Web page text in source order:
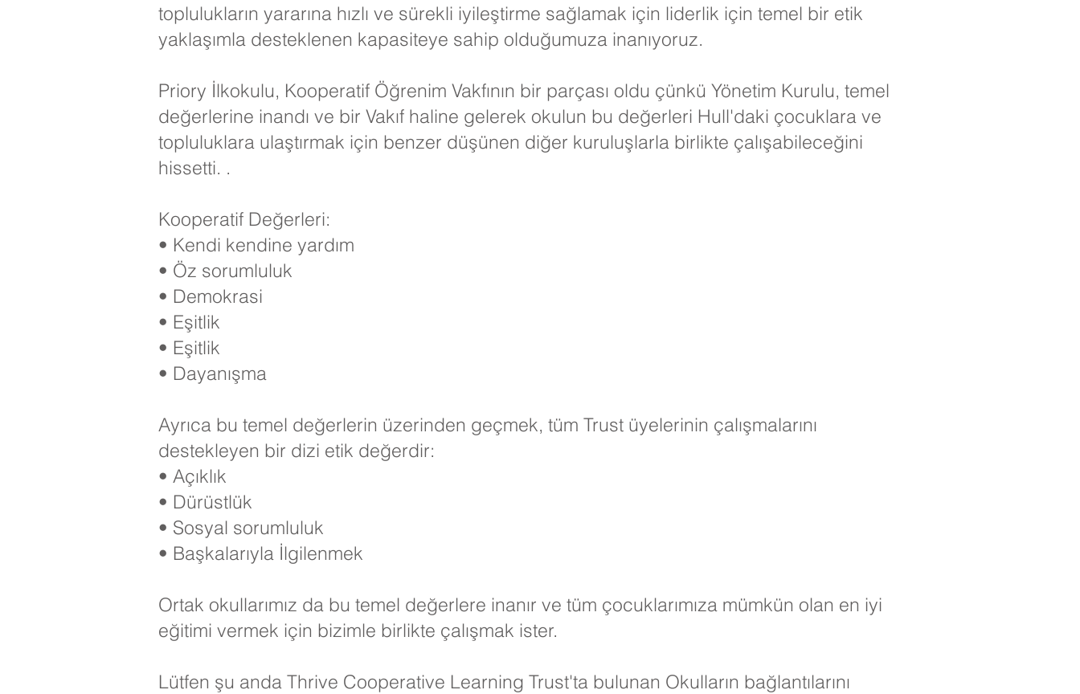
toplulukların yararına hızlı ve sürekli iyileştirme sağlamak için liderlik için temel bir etik
yaklaşımla desteklenen kapasiteye sahip olduğumuza inanıyoruz.
Priory İlkokulu, Kooperatif Öğrenim Vakfının bir parçası oldu çünkü Yönetim Kurulu, temel
değerlerine inandı ve bir Vakıf haline gelerek okulun bu değerleri Hull'daki çocuklara ve
topluluklara ulaştırmak için benzer düşünen diğer kuruluşlarla birlikte çalışabileceğini
hissetti. .
Kooperatif Değerleri:
• Kendi kendine yardım
• Öz sorumluluk
• Demokrasi
• Eşitlik
• Eşitlik
• Dayanışma
Ayrıca bu temel değerlerin üzerinden geçmek, tüm Trust üyelerinin çalışmalarını
destekleyen bir dizi etik değerdir:
• Açıklık
• Dürüstlük
• Sosyal sorumluluk
• Başkalarıyla İlgilenmek
Ortak okullarımız da bu temel değerlere inanır ve tüm çocuklarımıza mümkün olan en iyi
eğitimi vermek için bizimle birlikte çalışmak ister.
Lütfen şu anda Thrive Cooperative Learning Trust'ta bulunan Okulların bağlantılarını